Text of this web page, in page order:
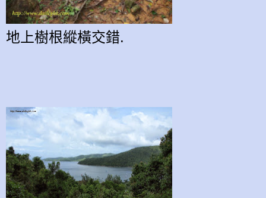
地上樹根縱橫交錯.